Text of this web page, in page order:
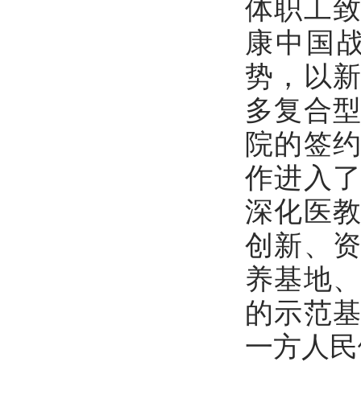
体职工
康中国
势，以
多复合
院的签
作进入
深化医
创新、
养基地
的示范
一方人